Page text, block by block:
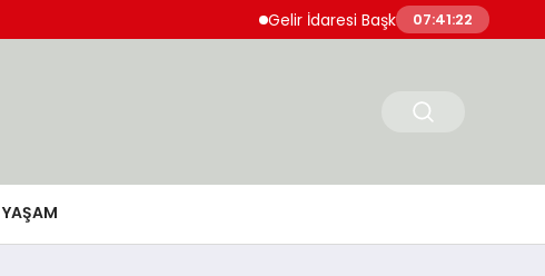
Gelir İdaresi Başkanlığı 860 Uzman
07:41:23
YAŞAM